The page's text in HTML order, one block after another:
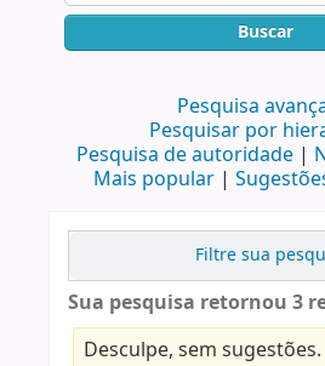
Buscar
Pesquisa
Pesquisar por
Pesquisa de autoridade
Mais popular
Filtre sua
Sua pesquisa retornou 3
Desculpe, sem sugestões.